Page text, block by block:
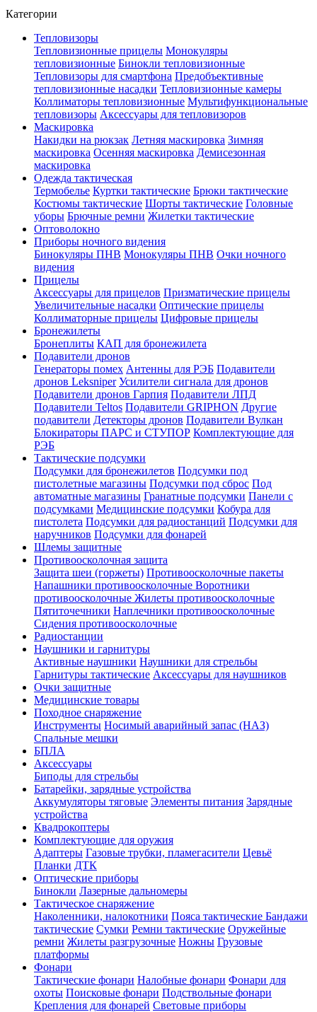
Категории
Тепловизоры
Тепловизионные прицелы Монокуляры
тепловизионные Бинокли тепловизионные
Тепловизоры для смартфона Предобъективные
тепловизионные насадки Тепловизионные камеры
Коллиматоры тепловизионные Мультифункциональные
тепловизоры Аксессуары для тепловизоров
Маскировка
Накидки на рюкзак Летняя маскировка Зимняя
маскировка Осенняя маскировка Демисезонная
маскировка
Одежда тактическая
Термобелье Куртки тактические Брюки тактические
Костюмы тактические Шорты тактические Головные
уборы Брючные ремни Жилетки тактические
Оптоволокно
Приборы ночного видения
Бинокуляры ПНВ Монокуляры ПНВ Очки ночного
видения
Прицелы
Аксессуары для прицелов Призматические прицелы
Увеличительные насадки Оптические прицелы
Коллиматорные прицелы Цифровые прицелы
Бронежилеты
Бронеплиты КАП для бронежилета
Подавители дронов
Генераторы помех Антенны для РЭБ Подавители
дронов Leksniper Усилители сигнала для дронов
Подавители дронов Гарпия Подавители ЛПД
Подавители Teltos Подавители GRIPHON Другие
подавители Детекторы дронов Подавители Вулкан
Блокираторы ПАРС и СТУПОР Комплектующие для
РЭБ
Тактические подсумки
Подсумки для бронежилетов Подсумки под
пистолетные магазины Подсумки под сброс Под
автоматные магазины Гранатные подсумки Панели с
подсумками Медицинские подсумки Кобура для
пистолета Подсумки для радиостанций Подсумки для
наручников Подсумки для фонарей
Шлемы защитные
Противоосколочная защита
Защита шеи (горжеты) Противоосколочные пакеты
Напашники противоосколочные Воротники
противоосколочные Жилеты противоосколочные
Пятиточечники Наплечники противоосколочные
Сидения противоосколочные
Радиостанции
Наушники и гарнитуры
Активные наушники Наушники для стрельбы
Гарнитуры тактические Аксессуары для наушников
Очки защитные
Медицинские товары
Походное снаряжение
Инструменты Носимый аварийный запас (НАЗ)
Спальные мешки
БПЛА
Аксессуары
Биподы для стрельбы
Батарейки, зарядные устройства
Аккумуляторы тяговые Элементы питания Зарядные
устройства
Квадрокоптеры
Комплектующие для оружия
Адаптеры Газовые трубки, пламегасители Цевьё
Планки ДТК
Оптические приборы
Бинокли Лазерные дальномеры
Тактическое снаряжение
Наколенники, налокотники Пояса тактические Бандажи
тактические Сумки Ремни тактические Оружейные
ремни Жилеты разгрузочные Ножны Грузовые
платформы
Фонари
Тактические фонари Налобные фонари Фонари для
охоты Поисковые фонари Подствольные фонари
Крепления для фонарей Световые приборы